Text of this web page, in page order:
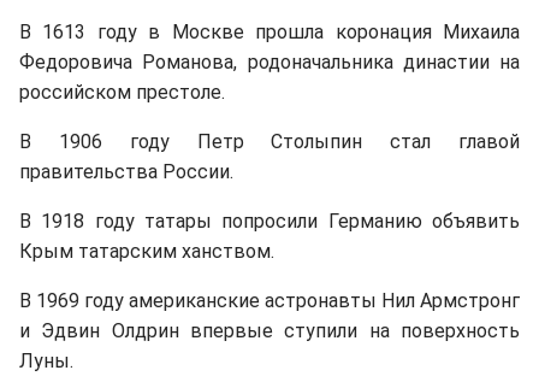
В 1613 году в Москве прошла коронация Михаила
Федоровича Романова, родоначальника династии на
российском престоле.
В 1906 году Петр Столыпин стал главой
правительства России.
В 1918 году татары попросили Германию объявить
Крым татарским ханством.
В 1969 году американские астронавты Нил Армстронг
и Эдвин Олдрин впервые ступили на поверхность
Луны.